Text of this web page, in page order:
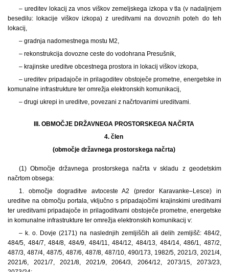
– ureditev lokacij za vnos viškov zemeljskega izkopa v tla (v nadaljnjem
besedilu: lokacije viškov izkopa) z ureditvami na dovoznih poteh do teh
lokacij,
– gradnja nadomestnega mostu M2,
– rekonstrukcija dovozne ceste do vodohrana Presušnik,
– krajinske ureditve obcestnega prostora in lokacij viškov izkopa,
– ureditev pripadajoče in prilagoditev obstoječe prometne, energetske in
komunalne infrastrukture ter omrežja elektronskih komunikacij,
– drugi ukrepi in ureditve, povezani z načrtovanimi ureditvami.
III. OBMOČJE DRŽAVNEGA PROSTORSKEGA NAČRTA
4. člen
(območje državnega prostorskega načrta)
(1) Območje državnega prostorskega načrta v skladu z geodetskim
načrtom obsega:
1. območje dograditve avtoceste A2 (predor Karavanke–Lesce) in
ureditve na območju portala, vključno s pripadajočimi krajinskimi ureditvami
ter ureditvami pripadajoče in prilagoditvami obstoječe prometne, energetske
in komunalne infrastrukture ter omrežja elektronskih komunikacij v:
– k. o. Dovje (2171) na naslednjih zemljiščih ali delih zemljišč: 484/2,
484/5, 484/7, 484/8, 484/9, 484/11, 484/12, 484/13, 484/14, 486/1, 487/2,
487/3, 487/4, 487/5, 487/6, 487/8, 487/10, 490/173, 1982/5, 2021/3, 2021/4,
2021/6, 2021/7, 2021/8, 2021/9, 2064/3, 2064/12, 2073/15, 2073/23,